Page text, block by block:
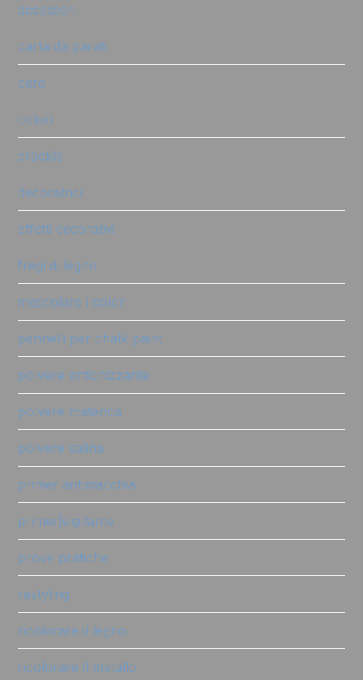
accessori
carta da parati
cere
colori
crackle
decoratrici
effetti decorativi
fregi di legno
mescolare i colori
pennelli per chalk paint
polvere antichizzante
polvere materica
polvere salina
primer antimacchia
primer|sigillante
prove pratiche
restyling
ricolorare il legno
ricolorare il metallo